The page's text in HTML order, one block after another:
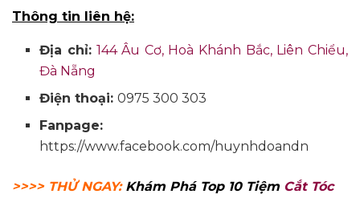
Thông tin liên hệ:
Địa chỉ: 144 Âu Cơ, Hoà Khánh Bắc, Liên Chiểu,
Đà Nẵng
Điện thoại:0975 300 303
Fanpage:
https://www.facebook.com/huynhdoandn
>>>> THỬ NGAY: Khám Phá Top 10 Tiệm Cắt Tóc